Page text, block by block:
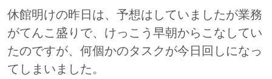
休館明けの昨日は、予想はしていましたが業務
がてんこ盛りで、けっこう早朝からこなしてい
たのですが、何個かのタスクが今日回しになっ
てしまいました。